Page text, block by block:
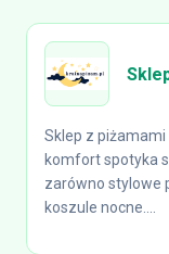
Sklep z piżamami
komfort spotyka
zarówno stylowe
koszule nocne....